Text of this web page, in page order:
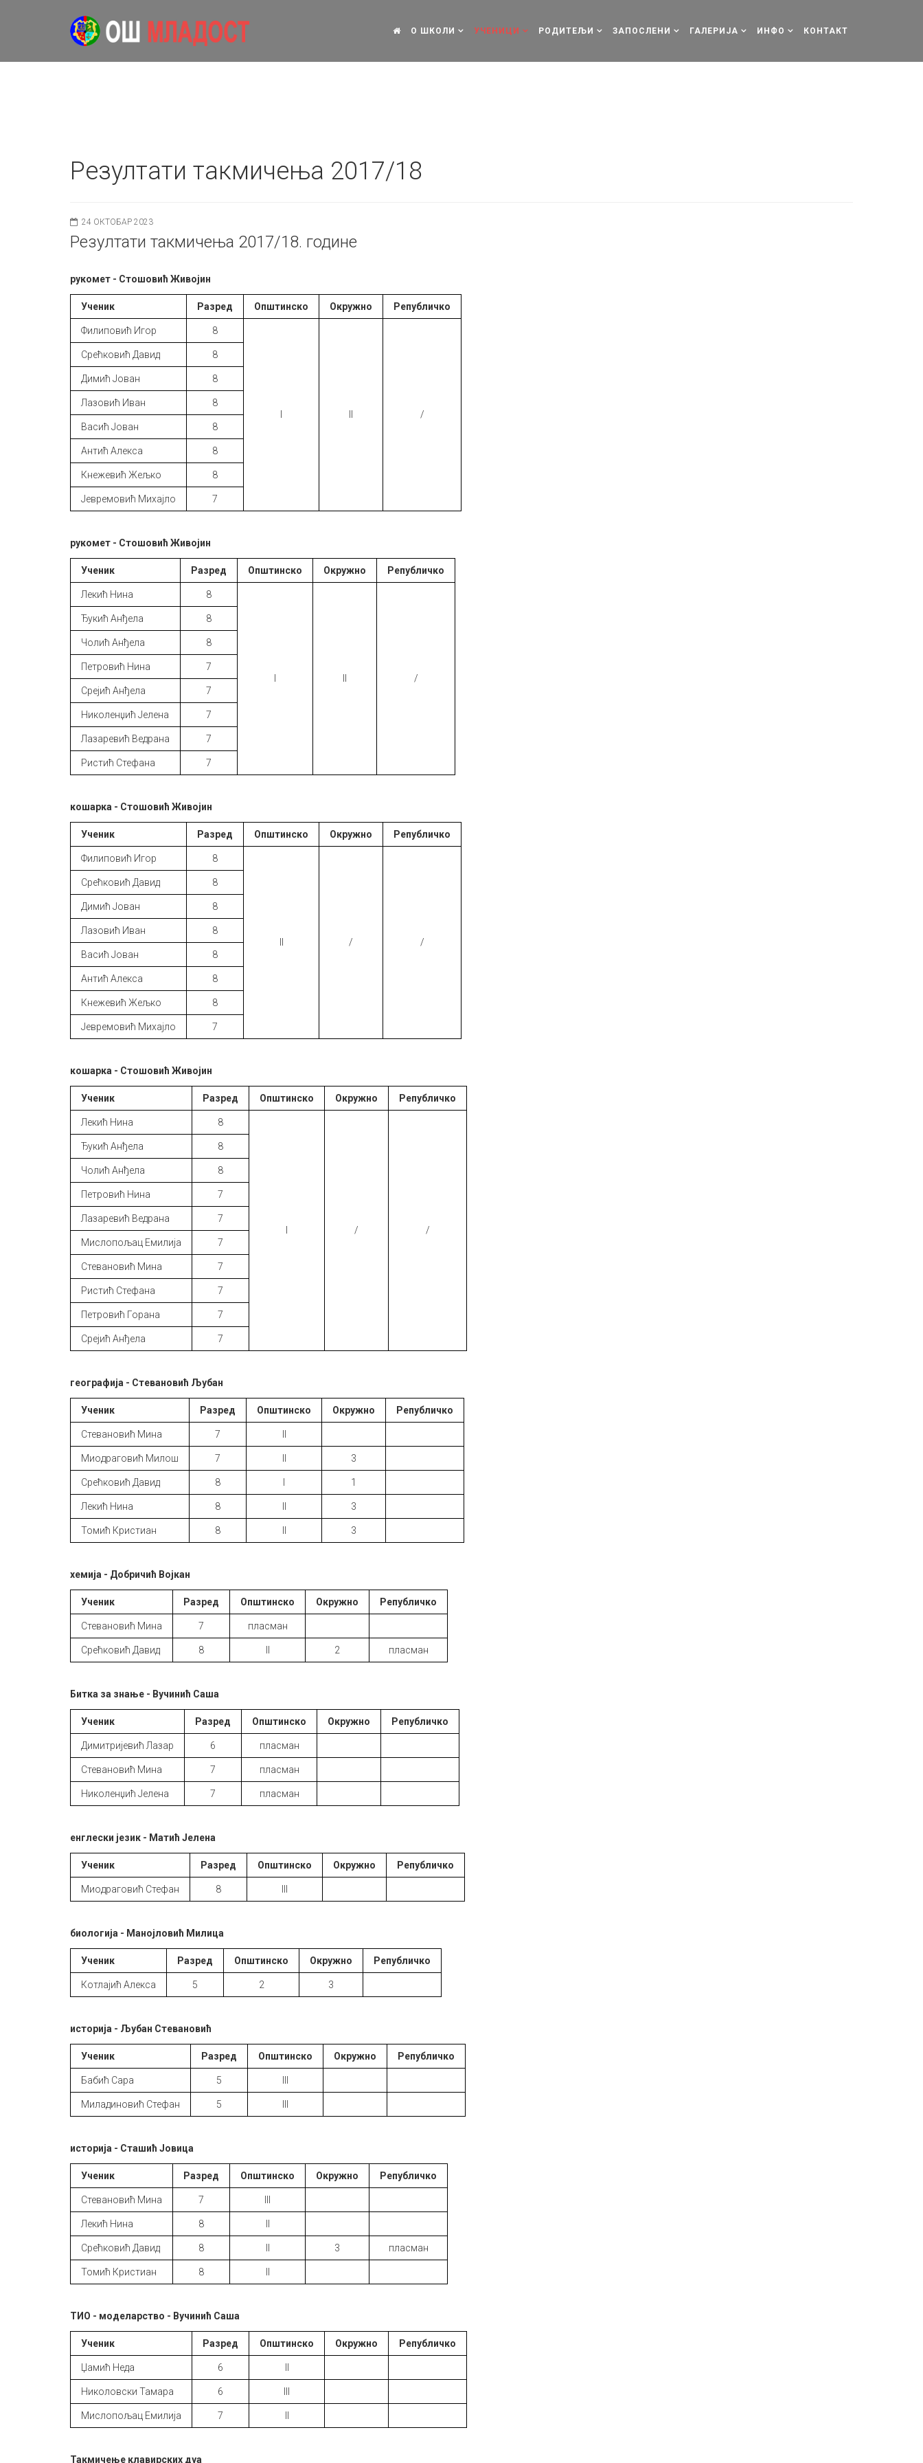
О ШКОЛИ УЧЕНИЦИ РОДИТЕЉИ ЗАПОСЛЕНИ ГАЛЕРИЈА ИНФО КОНТАКТ
Резултати такмичења 2017/18
24 ОКТОБАР 2023
Резултати такмичења 2017/18. године
рукомет - Стошовић Живојин
Ученик Разред Општинско Окружно Републичко
Филиповић Игор 8
/
Срећковић Давид 8
Димић Јован 8
Лазовић Иван 8
Васић Јован 8
Антић Алекса 8
Кнежевић Жељко 8
Јевремовић Михајло 7
рукомет - Стошовић Живојин
Ученик Разред Општинско Окружно Републичко
Лекић Нина 8
/
Ђукић Анђела 8
Чолић Анђела 8
Петровић Нина 7
Срејић Анђела 7
Николенџић Јелена 7
Лазаревић Ведрана 7
Ристић Стефана 7
кошарка - Стошовић Живојин
Ученик Разред Општинско Окружно Републичко
Филиповић Игор 8
/ /
Срећковић Давид 8
Димић Јован 8
Лазовић Иван 8
Васић Јован 8
Антић Алекса 8
Кнежевић Жељко 8
Јевремовић Михајло 7
кошарка - Стошовић Живојин
Ученик Разред Општинско Окружно Републичко
Лекић Нина 8
/ /
Ђукић Анђела 8
Чолић Анђела 8
Петровић Нина 7
Лазаревић Ведрана 7
Мислопољац Емилија 7
Стевановић Мина 7
Ристић Стефана 7
Петровић Горана 7
Срејић Анђела 7
географија - Стевановић Љубан
Ученик Разред Општинско Окружно Републичко
Стевановић Мина 7
Миодраговић Милош 7 3
Срећковић Давид 8 1
Лекић Нина 8 3
Томић Кристиан 8 3
хемија - Добричић Војкан
Ученик Разред Општинско Окружно Републичко
Стевановић Мина 7 пласман
Срећковић Давид 8 2 пласман
Битка за знање - Вучинић Саша
Ученик Разред Општинско Окружно Републичко
Димитријевић Лазар 6 пласман
Стевановић Мина 7 пласман
Николенџић Јелена 7 пласман
енглески језик - Матић Јелена
Ученик Разред Општинско Окружно Републичко
Миодраговић Стефан 8
биологија - Манојловић Милица
Ученик Разред Општинско Окружно Републичко
Котлајић Алекса 5 2 3
историја - Љубан Стевановић
Ученик Разред Општинско Окружно Републичко
Бабић Сара 5
Миладиновић Стефан 5
историја - Сташић Јовица
Ученик Разред Општинско Окружно Републичко
Стевановић Мина 7
Лекић Нина 8
Срећковић Давид 8 3 пласман
Томић Кристиан 8
ТИО - моделарство - Вучинић Саша
Ученик Разред Општинско Окружно Републичко
Џамић Неда 6
Николовски Тамара 6
Мислопољац Емилија 7
Такмичење клавирских дуа